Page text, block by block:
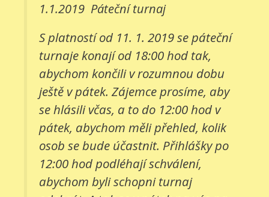
1.1.2019 Páteční turnaj
S platností od 11. 1. 2019 se páteční
turnaje konají od 18:00 hod tak,
abychom končili v rozumnou dobu
ještě v pátek. Zájemce prosíme, aby
se hlásili včas, a to do 12:00 hod v
pátek, abychom měli přehled, kolik
osob se bude účastnit. Přihlášky po
12:00 hod podléhají schválení,
abychom byli schopni turnaj